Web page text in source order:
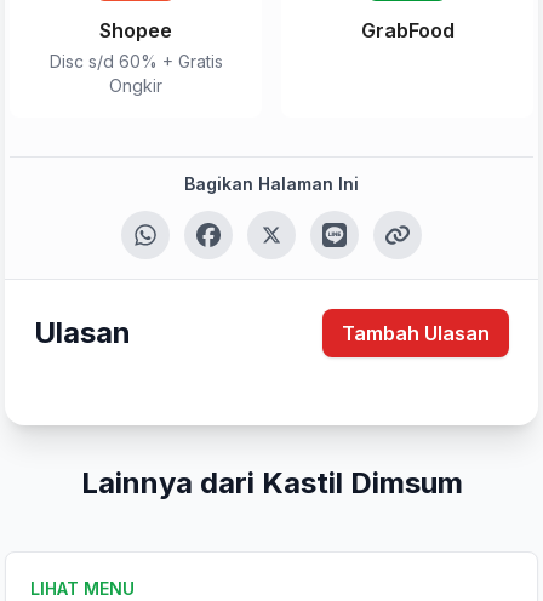
Shopee
Disc s/d 60% + Gratis
Ongkir
GrabFood
Bagikan Halaman Ini
Ulasan Tambah Ulasan
Lainnya dari Kastil Dimsum
LIHAT MENU
Tulis Ulasan
Peringkat Anda